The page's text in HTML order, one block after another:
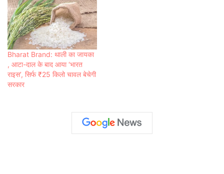
Bharat Brand: थाली का जायका
, आटा-दाल के बाद आया ‘भारत
राइस’, सिर्फ ₹25 किलो चावल बेचेगी
सरकार